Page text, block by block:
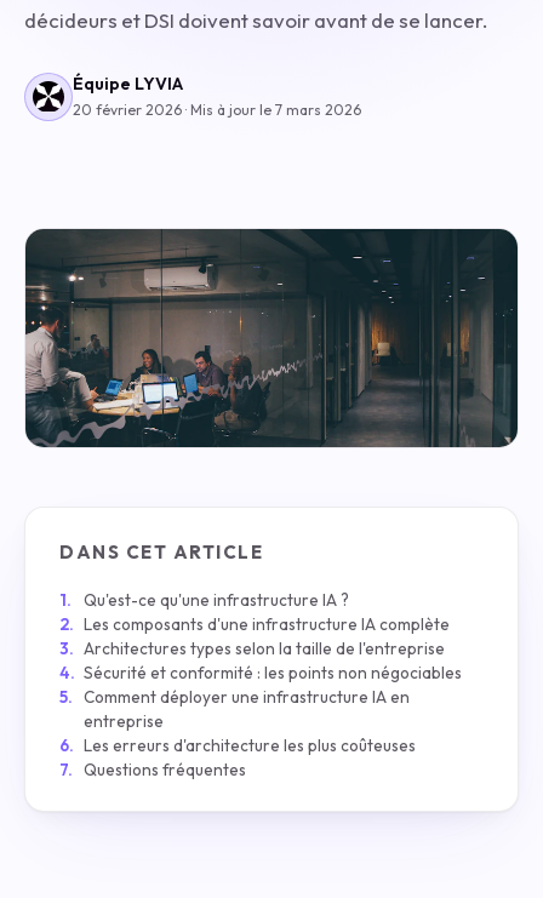
décideurs et DSI doivent savoir avant de se lancer.
Équipe LYVIA
20 février 2026 · Mis à jour le 7 mars 2026
DANS CET ARTICLE
Qu'est-ce qu'une infrastructure IA ?
Les composants d'une infrastructure IA complète
Architectures types selon la taille de l'entreprise
Sécurité et conformité : les points non négociables
Comment déployer une infrastructure IA en
entreprise
Les erreurs d'architecture les plus coûteuses
Questions fréquentes